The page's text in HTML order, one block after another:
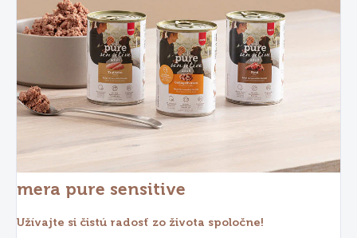
mera pure sensitive
Užívajte si čistú radosť zo života spoločne!